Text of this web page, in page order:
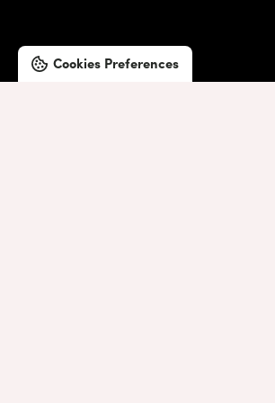
Cookies Preferences